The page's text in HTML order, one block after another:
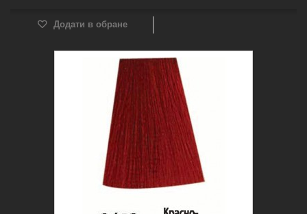
Додати в обране